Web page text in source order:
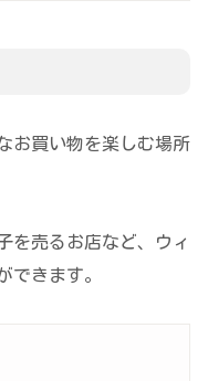
お買い物を楽しむ場所
を売るお店など、ウィ
できます。